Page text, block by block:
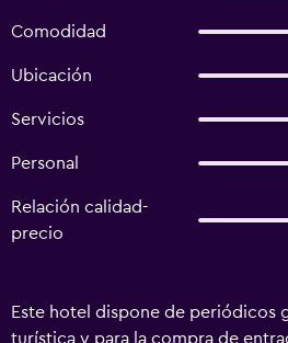
Comodidad
Ubicación
Servicios
Personal
Relación calidad-
precio
Este hotel dispone de periódicos
turística y para la compra de